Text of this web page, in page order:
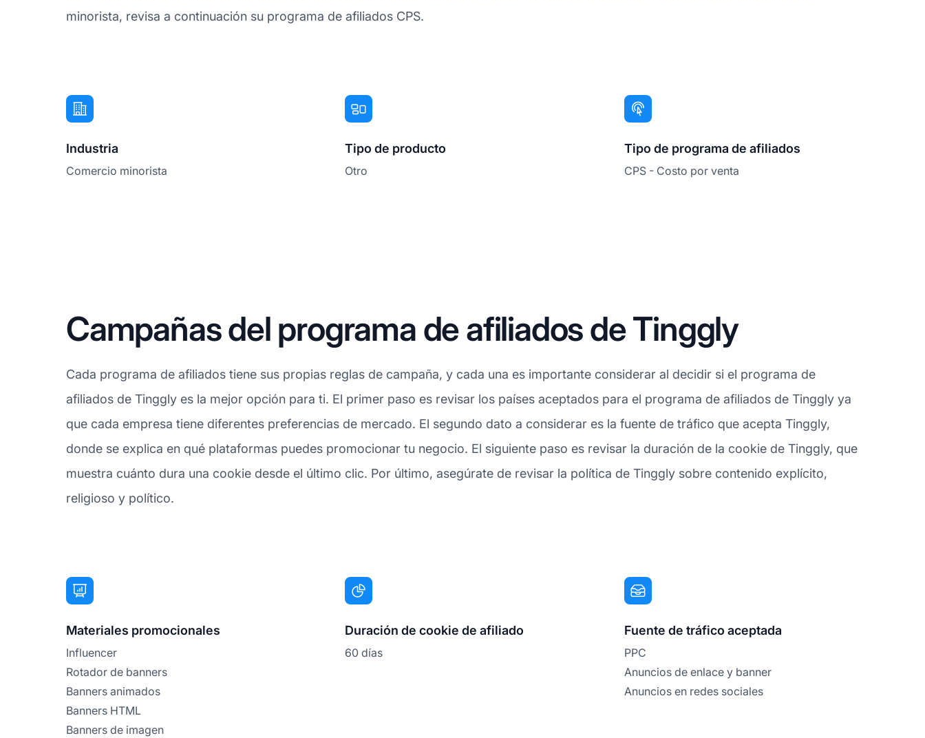
minorista, revisa a continuación su programa de afiliados CPS.
Industria
Comercio minorista
Tipo de producto
Otro
Tipo de programa de afiliados
CPS - Costo por venta
Campañas del programa de afiliados de Tinggly
Cada programa de afiliados tiene sus propias reglas de campaña, y cada una es importante considerar al decidir si el programa de
afiliados de Tinggly es la mejor opción para ti. El primer paso es revisar los países aceptados para el programa de afiliados de Tinggly ya
que cada empresa tiene diferentes preferencias de mercado. El segundo dato a considerar es la fuente de tráfico que acepta Tinggly,
donde se explica en qué plataformas puedes promocionar tu negocio. El siguiente paso es revisar la duración de la cookie de Tinggly, que
muestra cuánto dura una cookie desde el último clic. Por último, asegúrate de revisar la política de Tinggly sobre contenido explícito,
religioso y político.
Materiales promocionales
Influencer
Rotador de banners
Banners animados
Banners HTML
Banners de imagen
Duración de cookie de afiliado
60 días
Fuente de tráfico aceptada
PPC
Anuncios de enlace y banner
Anuncios en redes sociales